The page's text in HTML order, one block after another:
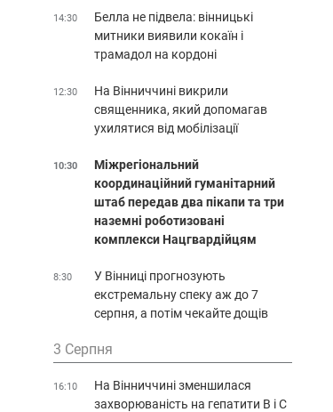
14:30
Белла не підвела: вінницькі
митники виявили кокаїн і
трамадол на кордоні
12:30
На Вінниччині викрили
священника, який допомагав
ухилятися від мобілізації
10:30
Міжрегіональний
координаційний гуманітарний
штаб передав два пікапи та три
наземні роботизовані
комплекси Нацгвардійцям
8:30
У Вінниці прогнозують
екстремальну спеку аж до 7
серпня, а потім чекайте дощів
3 Серпня
16:10
На Вінниччині зменшилася
захворюваність на гепатити В і С